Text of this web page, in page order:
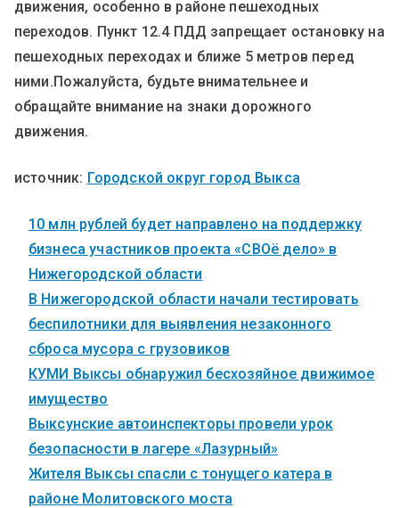
движения, особенно в районе пешеходных
переходов. Пункт 12.4 ПДД запрещает остановку на
пешеходных переходах и ближе 5 метров перед
ними.Пожалуйста, будьте внимательнее и
обращайте внимание на знаки дорожного
движения.
источник: Городской округ город Выкса
10 млн рублей будет направлено на поддержку
бизнеса участников проекта «СВОё дело» в
Нижегородской области
В Нижегородской области начали тестировать
беспилотники для выявления незаконного
сброса мусора с грузовиков
КУМИ Выксы обнаружил бесхозяйное движимое
имущество
Выксунские автоинспекторы провели урок
безопасности в лагере «Лазурный»
Жителя Выксы спасли с тонущего катера в
районе Молитовского моста